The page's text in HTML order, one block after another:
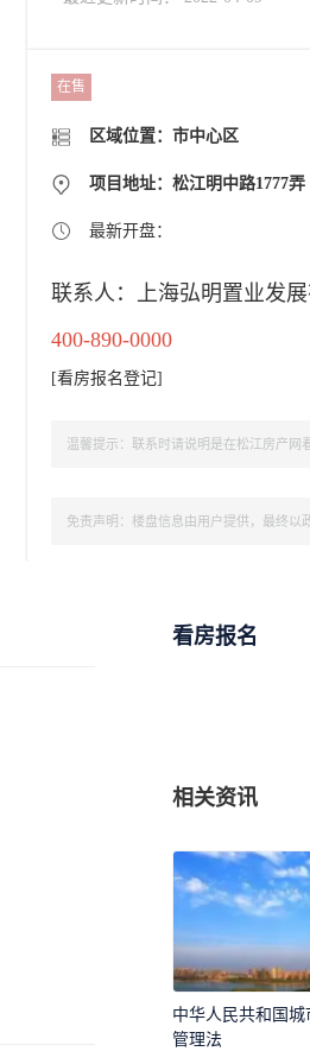
在售
区域位置： 市中心区
项目地址：松江明中路1777弄
最新开盘：
联系人：上海弘明置业发
400-890-0000
[看房报名登记]
温馨提示：联系时请说明是在松江房产网
免责声明：楼盘信息由用户提供，最终以
看房报名
相关资讯
中华人民共和国城
管理法